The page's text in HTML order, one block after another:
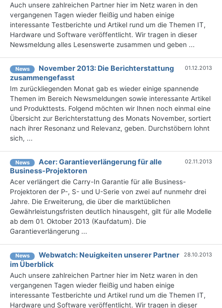
Auch unsere zahlreichen Partner hier im Netz waren in den
vergangenen Tagen wieder fleißig und haben einige
interessante Testberichte und Artikel rund um die Themen IT,
Hardware und Software veröffentlicht. Wir tragen in dieser
Newsmeldung alles Lesenswerte zusammen und geben ...
News
November 2013: Die Berichterstattung
zusammengefasst
01.12.2013
Im zurückliegenden Monat gab es wieder einige spannende
Themen im Bereich Newsmeldungen sowie interessante Artikel
und Produkttests. Folgend möchten wir Ihnen noch einmal eine
Übersicht zur Berichterstattung des Monats November, sortiert
nach ihrer Resonanz und Relevanz, geben. Durchstöbern lohnt
sich, ...
News
Acer: Garantieverlängerung für alle
Business-Projektoren
02.11.2013
Acer verlängert die Carry-In Garantie für alle Business-
Projektoren der P-, S- und U-Serie von zwei auf nunmehr drei
Jahre. Die Erweiterung, die über die marktüblichen
Gewährleistungsfristen deutlich hinausgeht, gilt für alle Modelle
ab dem 01. Oktober 2013 (Kaufdatum). Die
Garantieverlängerung ...
News
Webwatch: Neuigkeiten unserer Partner
im Überblick
28.10.2013
Auch unsere zahlreichen Partner hier im Netz waren in den
vergangenen Tagen wieder fleißig und haben einige
interessante Testberichte und Artikel rund um die Themen IT,
Hardware und Software veröffentlicht. Wir tragen in dieser